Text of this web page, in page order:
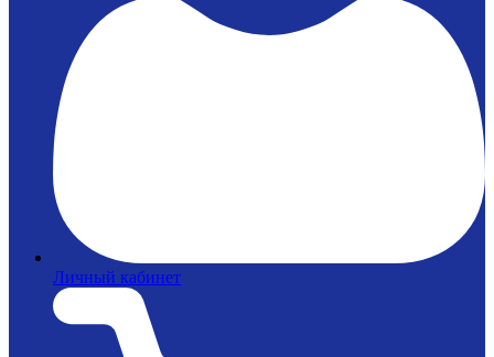
Личный кабинет